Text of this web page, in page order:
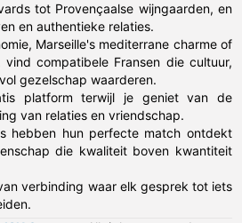
tot Provençaalse wijngaarden, en
en authentieke relaties.
Marseille's mediterrane charme of
compatibele Fransen die cultuur,
gezelschap waarderen.
platform terwijl je geniet van de
van relaties en vriendschap.
hebben hun perfecte match ontdekt
die kwaliteit boven kwantiteit
verbinding waar elk gesprek tot iets